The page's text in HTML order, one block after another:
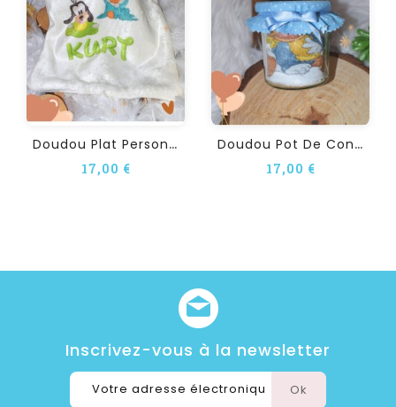
D
Oudou Plat Personnalisé...
17,00 €
D
Oudou Pot De Confiture...
17,00 €
Inscrivez-vous à la newsletter